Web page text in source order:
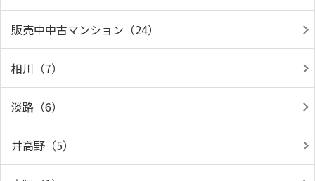
販売中中古マンション（24）
相川（7）
淡路（6）
井高野（5）